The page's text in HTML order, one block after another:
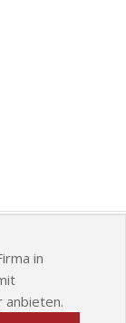
in
anbieten.